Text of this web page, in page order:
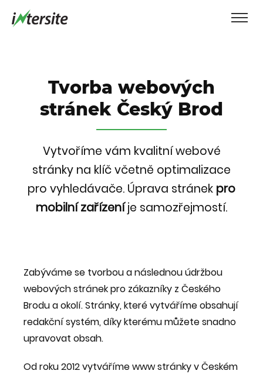
Tvorba webových
stránek Český Brod
Vytvoříme vám kvalitní webové
stránky na klíč včetně optimalizace
pro vyhledávače. Úprava stránek pro
mobilní zařízeníje samozřejmostí.
Zabýváme se tvorbou a následnou údržbou
webových stránek pro zákazníky z Českého
Brodu a okolí. Stránky, které vytváříme obsahují
redakční systém, díky kterému můžete snadno
upravovat obsah.
Od roku 2012 vytváříme www stránky v Českém